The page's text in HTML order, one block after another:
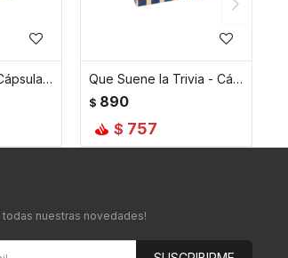
Trivia Yorugua - Cápsula Deco Que Suene la Trivia - Cápsula Deco
$ 890
$ 757
todas nuestras novedades!